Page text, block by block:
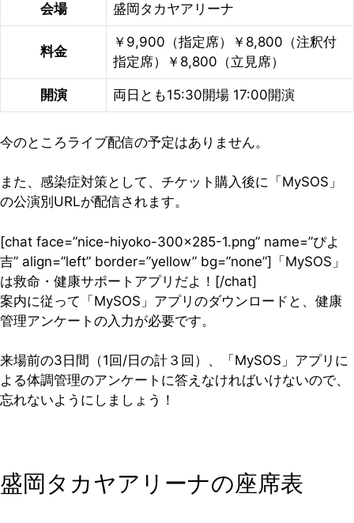
会場 盛岡タカヤアリーナ
料金
￥9,900（指定席）￥8,800（注釈付
指定席）￥8,800（立見席）
開演 両日とも15:30開場 17:00開演
今のところライブ配信の予定はありません。
また、感染症対策として、チケット購入後に「MySOS」
の公演別URLが配信されます。
[chat face=”nice-hiyoko-300×285-1.png” name=”ぴよ
吉” align=”left” border=”yellow” bg=”none”]「MySOS」
は救命・健康サポートアプリだよ！[/chat]
案内に従って「MySOS」アプリのダウンロードと、健康
管理アンケートの入力が必要です。
来場前の3日間（1回/日の計３回）、「MySOS」アプリに
よる体調管理のアンケートに答えなければいけないので、
忘れないようにしましょう！
盛岡タカヤアリーナの座席表